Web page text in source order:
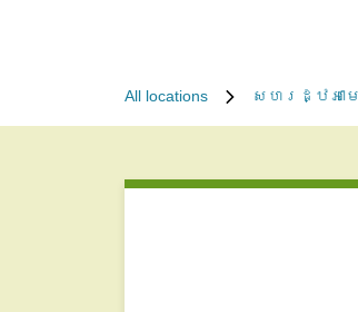
All locations សហរដ្ឋអាម